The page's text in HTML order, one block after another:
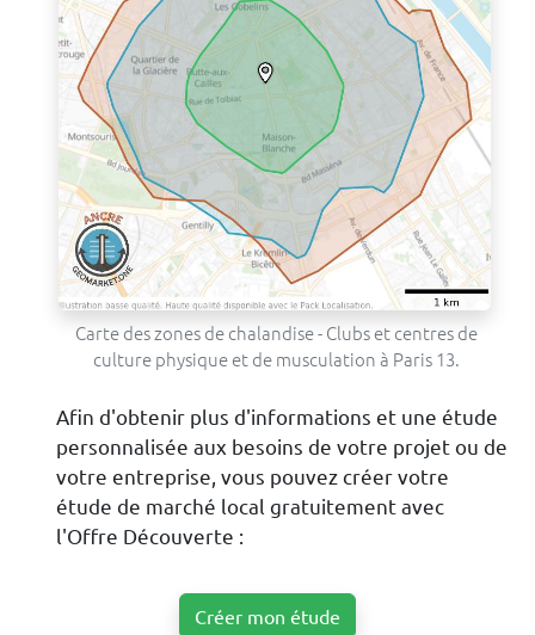
Carte des zones de chalandise - Clubs et centres de
culture physique et de musculation à Paris 13.
Afin d'obtenir plus d'informations et une étude
personnalisée aux besoins de votre projet ou de
votre entreprise, vous pouvez créer votre
étude de marché local gratuitement avec
l'Offre Découverte :
Créer mon étude